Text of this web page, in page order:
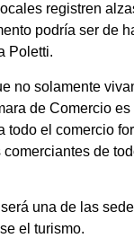
registren
podría ser de
Poletti.
no solamente
de Comercio
todo el comercio
de
una de las
el turismo.